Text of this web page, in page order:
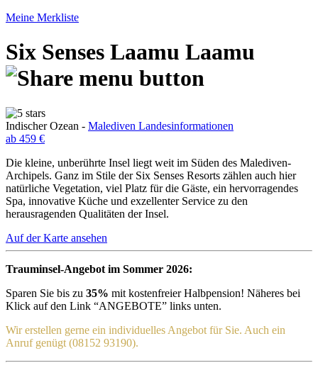
Meine Merkliste
Six Senses Laamu Laamu
Indischer Ozean - Malediven Landesinformationen
ab 459 €
Die kleine, unberührte Insel liegt weit im Süden des Malediven-
Archipels. Ganz im Stile der Six Senses Resorts zählen auch hier
natürliche Vegetation, viel Platz für die Gäste, ein hervorragendes
Spa, innovative Küche und exzellenter Service zu den
herausragenden Qualitäten der Insel.
Auf der Karte ansehen
Trauminsel-Angebot im Sommer 2026:
Sparen Sie bis zu 35% mit kostenfreier Halbpension! Näheres bei
Klick auf den Link “ANGEBOTE” links unten.
Wir erstellen gerne ein individuelles Angebot für Sie. Auch ein
Anruf genügt (08152 93190).